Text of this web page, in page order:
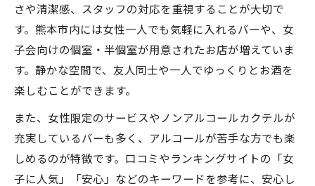
さや清潔感、スタッフの対応を重視することが大切で
す。熊本市内には女性一人でも気軽に入れるバーや、女
子会向けの個室・半個室が用意されたお店が増えていま
す。静かな空間で、友人同士や一人でゆっくりとお酒を
楽しむことができます。
また、女性限定のサービスやノンアルコールカクテルが
充実しているバーも多く、アルコールが苦手な方でも楽
しめるのが特徴です。口コミやランキングサイトの「女
子に人気」「安心」などのキーワードを参考に、安心し